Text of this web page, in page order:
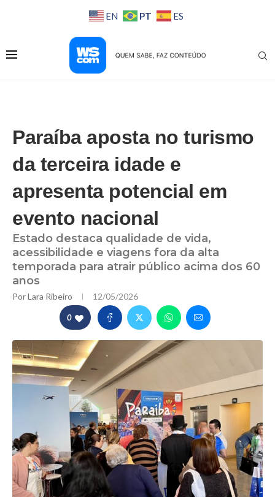
EN PT ES
Paraíba aposta no turismo
da terceira idade e
apresenta potencial em
evento nacional
Estado destaca qualidade de vida,
acessibilidade e viagens fora da alta
temporada para atrair público acima dos 60
anos
PorLara Ribeiro 12/05/2026
0